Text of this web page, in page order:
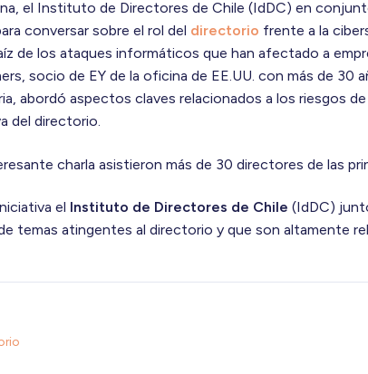
el Instituto de Directores de Chile (IdDC) en
conversar sobre el rol del directorio frente a la
de los ataques informáticos que han afectado a
socio de EY de la oficina de EE.UU. con más de 30
abordó aspectos claves relacionados a los riesgos
del directorio.
charla asistieron más de 30 directores de las
el Instituto de Directores de Chile (IdDC)
temas atingentes al directorio y que son altamente